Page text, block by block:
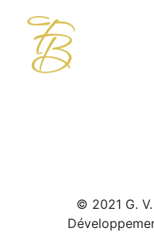
© 2021 G.